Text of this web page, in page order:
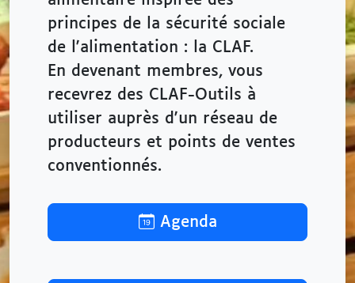
principes de la sécurité sociale
de l'alimentation : la CLAF.
En devenant membres, vous
recevrez des CLAF-Outils à
utiliser auprès d'un réseau de
producteurs et points de ventes
conventionnés.
Agenda